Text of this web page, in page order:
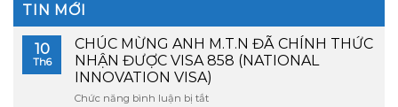
TIN MỚI
10
Th6
CHÚC MỪNG ANH M.T.N ĐÃ CHÍNH THỨC
NHẬN ĐƯỢC VISA 858 (NATIONAL
INNOVATION VISA)
Chức năng bình luận bị tắt